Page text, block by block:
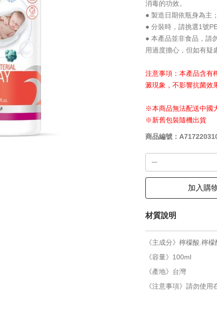
消毒的功效。
● 製造日期依瓶身為主
● 分裝時，請挑選1號
● 本產品並非食品，請
用過度擔心，但如有疑
注意事項：本產品含有
澱現象，不影響抗菌效
※本商品無法配送中國
※新舊包裝隨機出貨
商品編號：
加入購
材質說明
《主成分》檸檬酸.檸
《容量》100ml
《產地》台灣
《注意事項》請勿使用